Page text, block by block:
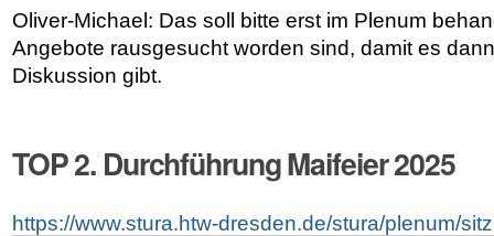
Oliver-Michael: Das soll bitte erst im Plenum
Angebote rausgesucht worden sind, damit es
Diskussion gibt.
TOP 2. Durchführung Maifeier 2025
https://www.stura.htw-dresden.de/stura/plenum/